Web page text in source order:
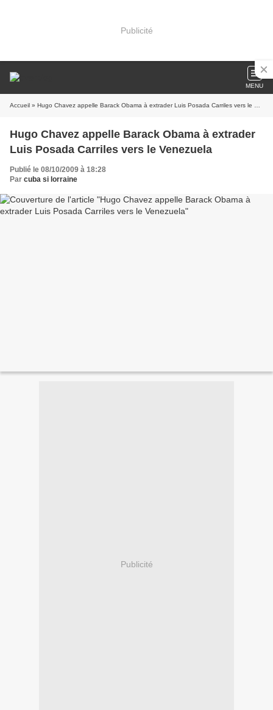
Publicité
MENU
Accueil » Hugo Chavez appelle Barack Obama à extrader Luis Posada Carriles vers le Venezuela
Hugo Chavez appelle Barack Obama à extrader
Luis Posada Carriles vers le Venezuela
Publié le 08/10/2009 à 18:28
Par cuba si lorraine
Publicité